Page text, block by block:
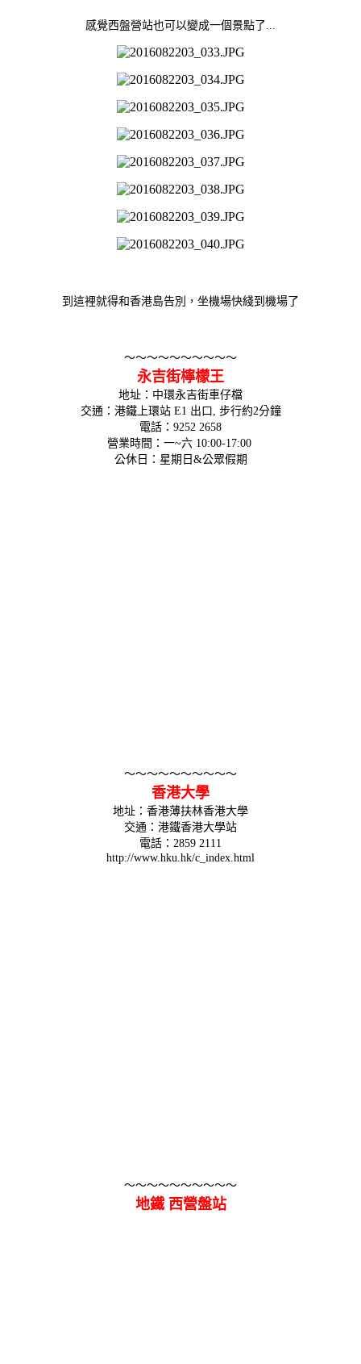
感覺西盤營站也可以變成一個景點了...
到這裡就得和香港島告別，坐機場快綫到機場了
～～～～～～～～～～
永吉街檸檬王
地址：中環永吉街車仔檔
交通：港鐵上環站 E1 出口, 步行約2分鐘
電話：9252 2658
營業時間：一~六 10:00-17:00
公休日：星期日&公眾假期
～～～～～～～～～～
香港大學
地址：香港薄扶林香港大學
交通：港鐵香港大學站
電話：2859 2111
http://www.hku.hk/c_index.html
～～～～～～～～～～
地鐵 西營盤站